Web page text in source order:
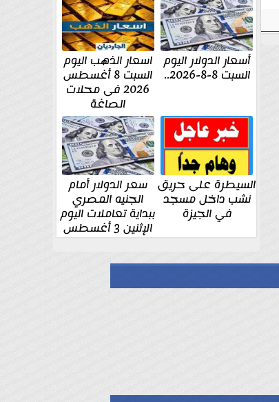
أسعار الدولار اليوم
السبت 8-8-2026..
اسعار الذهب اليوم
السبت 8 أغسطس
2026 فى محلات
الصاغة
السيطرة على حريق
نشب داخل مسجد
في الجيزة
سعر الدولار أمام
الجنيه المصري
ببداية تعاملات اليوم
الإثنين 3 أغسطس